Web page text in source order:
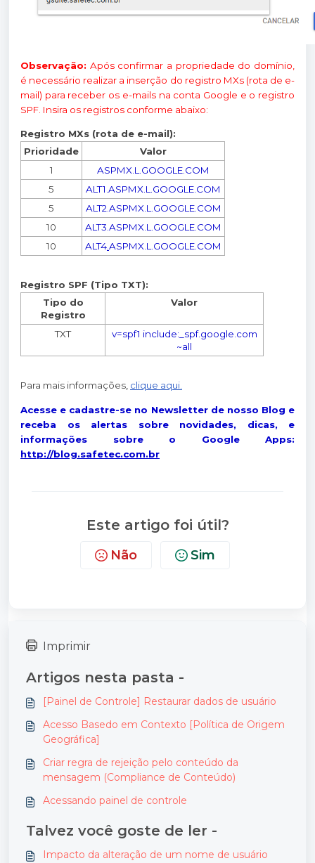
Observação: Após confirmar a propriedade do domínio,
é necessário realizar a inserção do registro MXs (rota de e-
mail) para receber os e-mails na conta Google e o registro
SPF. Insira os registros conforme abaixo:
Registro MXs (rota de e-mail):
Prioridade
Valor
1
ASPMX.L.GOOGLE.COM
5
ALT1.ASPMX.L.GOOGLE.COM
5
ALT2.ASPMX.L.GOOGLE.COM
10
ALT3.ASPMX.L.GOOGLE.COM
10
ALT4ASPMX.L.GOOGLE.COM
Registro SPF (Tipo TXT):
Tipo do
Registro
Valor
TXT
v=spf1 include:_spf.google.com
~all
Para mais informações, clique aqui.
Acesse e cadastre-se no Newsletter de nosso Blog e
receba os alertas sobre novidades, dicas, e
informações sobre o Google Apps:
http://blog.safetec.com.br
Este artigo foi útil?
Não Sim
Imprimir
Artigos nesta pasta -
[Painel de Controle] Restaurar dados de usuário
Acesso Basedo em Contexto [Política de Origem
Geográfica]
Criar regra de rejeição pelo conteúdo da
mensagem (Compliance de Conteúdo)
Acessando painel de controle
Talvez você goste de ler -
Impacto da alteração de um nome de usuário